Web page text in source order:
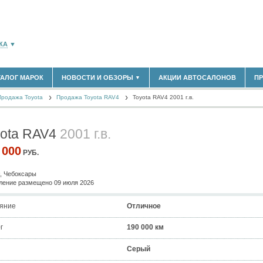
▼
(14298)
МАРОК НОВОСТИ И ОБЗОРЫ ▼
НОВОСТИ РЫНКА
МАТЕРИАЛЫ ПАРТНЕРОВ
АКЦИИ АВТОСАЛОНОВ
Toyota Продажа Toyota RAV4 Toyota RAV4 2001 г.в.
RAV4 2001 г.в.
РУБ.
Чебоксары
размещено 09 июля 2026
Отличное
190 000 км
Серый